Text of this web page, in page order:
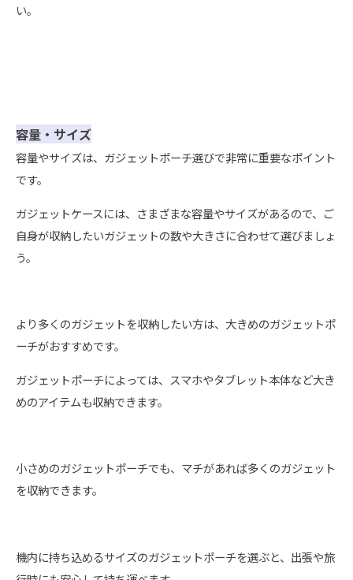
い。
容量・サイズ
容量やサイズは、ガジェットポーチ選びで非常に重要なポイント
です。
ガジェットケースには、さまざまな容量やサイズがあるので、ご
自身が収納したいガジェットの数や大きさに合わせて選びましょ
う。
より多くのガジェットを収納したい方は、大きめのガジェットポ
ーチがおすすめです。
ガジェットポーチによっては、スマホやタブレット本体など大き
めのアイテムも収納できます。
小さめのガジェットポーチでも、マチがあれば多くのガジェット
を収納できます。
機内に持ち込めるサイズのガジェットポーチを選ぶと、出張や旅